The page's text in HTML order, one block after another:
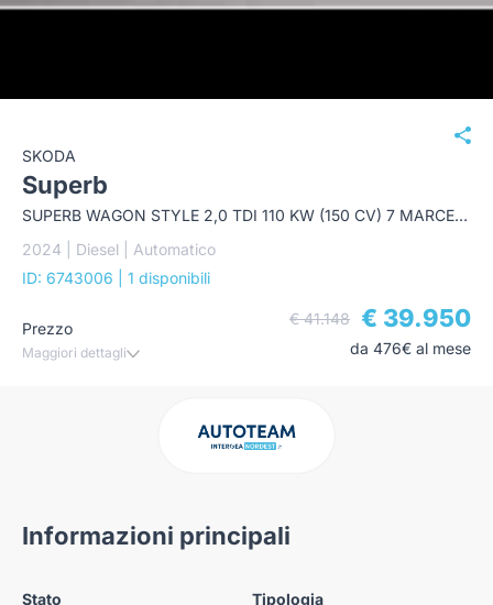
SKODA
Superb
SUPERB WAGON STYLE 2,0 TDI 110 KW (150 CV) 7 MARCE - DSG
2024 | Diesel | Automatico
ID: 6743006
| 1 disponibili
Prezzo
Maggiori dettagli
€ 41.148 € 39.950
da 476€ al mese
Informazioni principali
Stato Tipologia